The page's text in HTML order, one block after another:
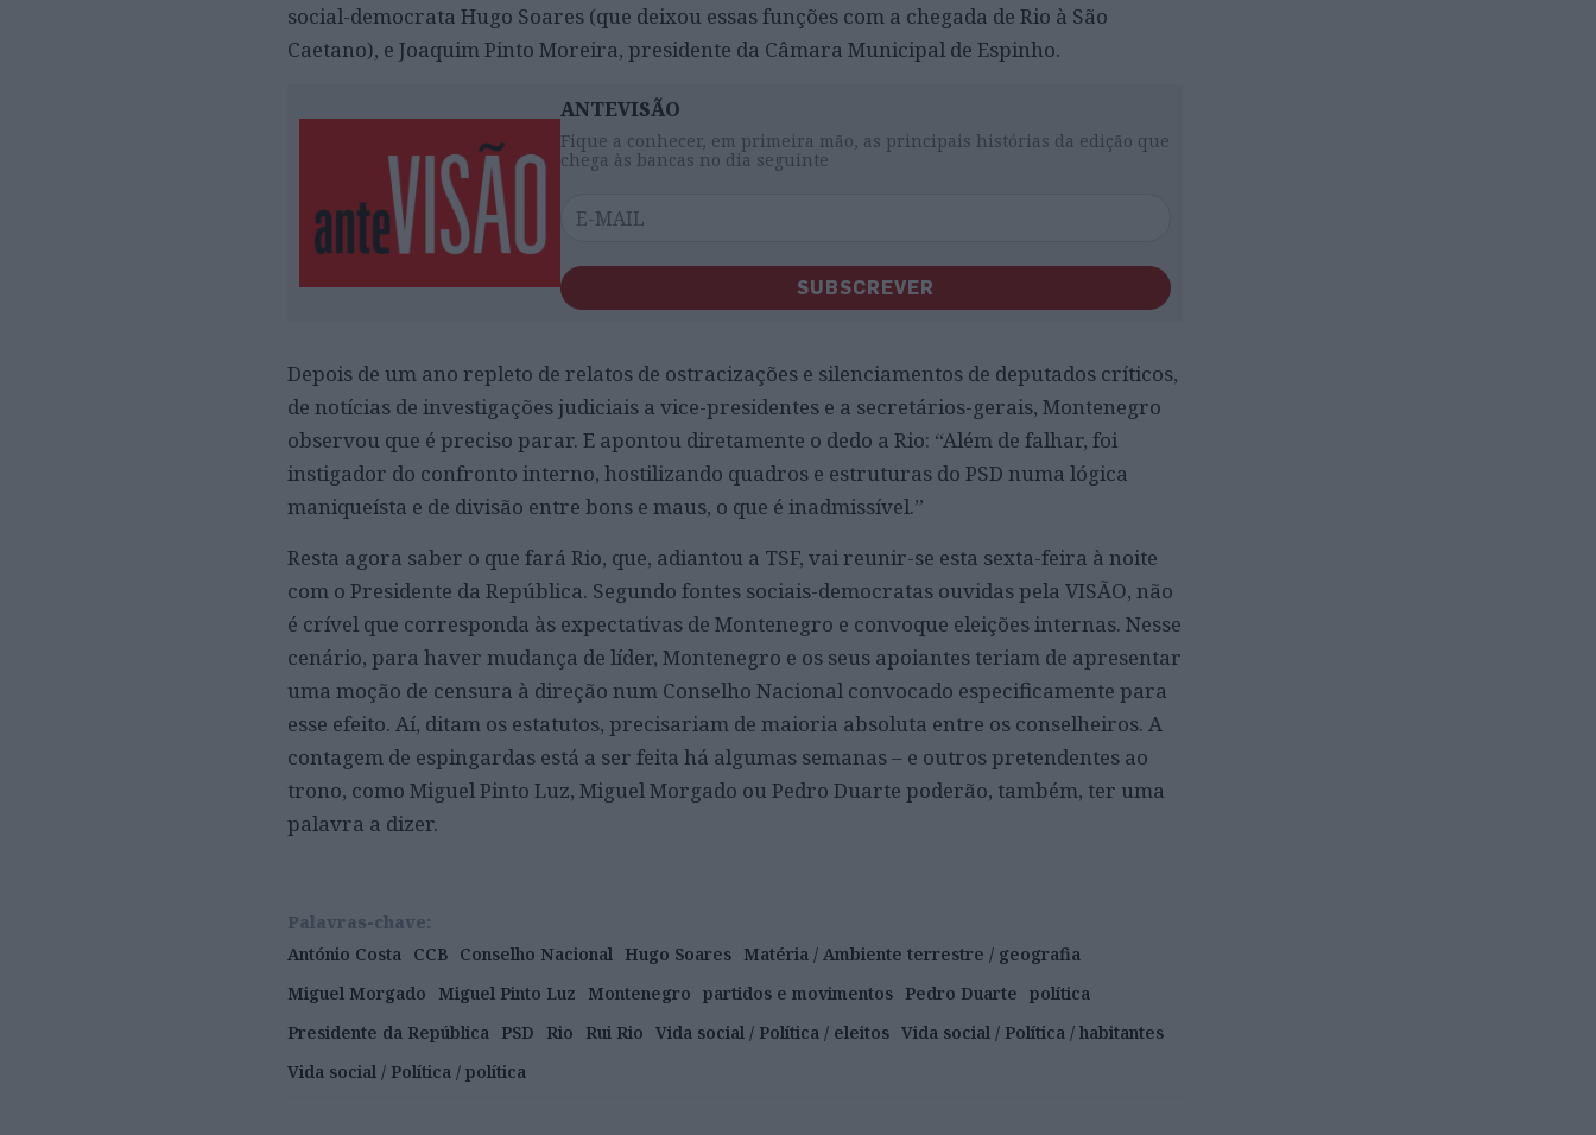
social-democrata Hugo Soares (que deixou essas funções com a chegada de Rio à São
Caetano), e Joaquim Pinto Moreira, presidente da Câmara Municipal de Espinho.
ANTEVISÃO
Fique a conhecer, em primeira mão, as principais histórias da edição que
chega às bancas no dia seguinte
SUBSCREVER
Depois de um ano repleto de relatos de ostracizações e silenciamentos de deputados críticos,
de notícias de investigações judiciais a vice-presidentes e a secretários-gerais, Montenegro
observou que é preciso parar. E apontou diretamente o dedo a Rio: “Além de falhar, foi
instigador do confronto interno, hostilizando quadros e estruturas do PSD numa lógica
maniqueísta e de divisão entre bons e maus, o que é inadmissível.”
Resta agora saber o que fará Rio, que, adiantou a TSF, vai reunir-se esta sexta-feira à noite
com o Presidente da República. Segundo fontes sociais-democratas ouvidas pela VISÃO, não
é crível que corresponda às expectativas de Montenegro e convoque eleições internas. Nesse
cenário, para haver mudança de líder, Montenegro e os seus apoiantes teriam de apresentar
uma moção de censura à direção num Conselho Nacional convocado especificamente para
esse efeito. Aí, ditam os estatutos, precisariam de maioria absoluta entre os conselheiros. A
contagem de espingardas está a ser feita há algumas semanas – e outros pretendentes ao
trono, como Miguel Pinto Luz, Miguel Morgado ou Pedro Duarte poderão, também, ter uma
palavra a dizer.
Palavras-chave:
António Costa CCB Conselho Nacional Hugo Soares Matéria / Ambiente terrestre / geografia
Miguel Morgado
Miguel Pinto Luz Montenegro partidos e movimentos Pedro Duarte política
Presidente da República PSD Rio Rui Rio Vida social / Política / eleitos Vida social / Política / habitantes
Vida social / Política / política